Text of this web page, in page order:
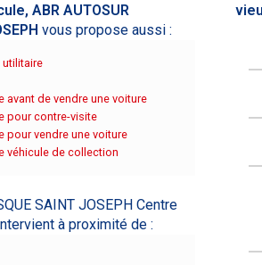
ABR AUTOSUR
vous propose aussi :
utilitaire
avant de vendre une voiture
pour contre-visite
pour vendre une voiture
véhicule de collection
SAINT JOSEPH Centre
à proximité de :